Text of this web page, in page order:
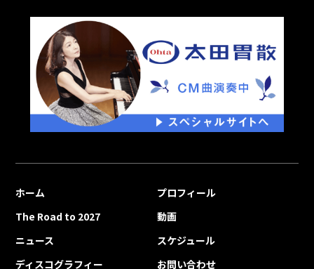
ホーム
プロフィール
The Road to 2027
動画
ニュース
スケジュール
ディスコグラフィー
お問い合わせ